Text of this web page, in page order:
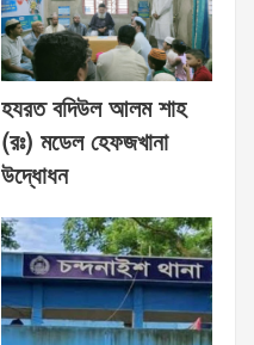
হযরত বদিউল আলম শাহ
(রঃ) মডেল হেফজখানা
উদ্ধোধন